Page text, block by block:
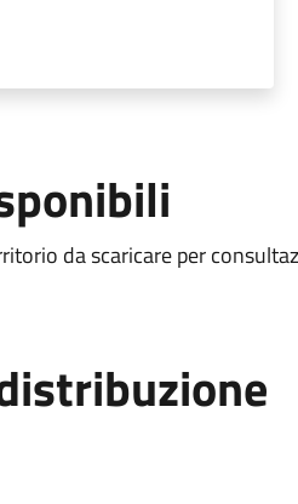
da scaricare per